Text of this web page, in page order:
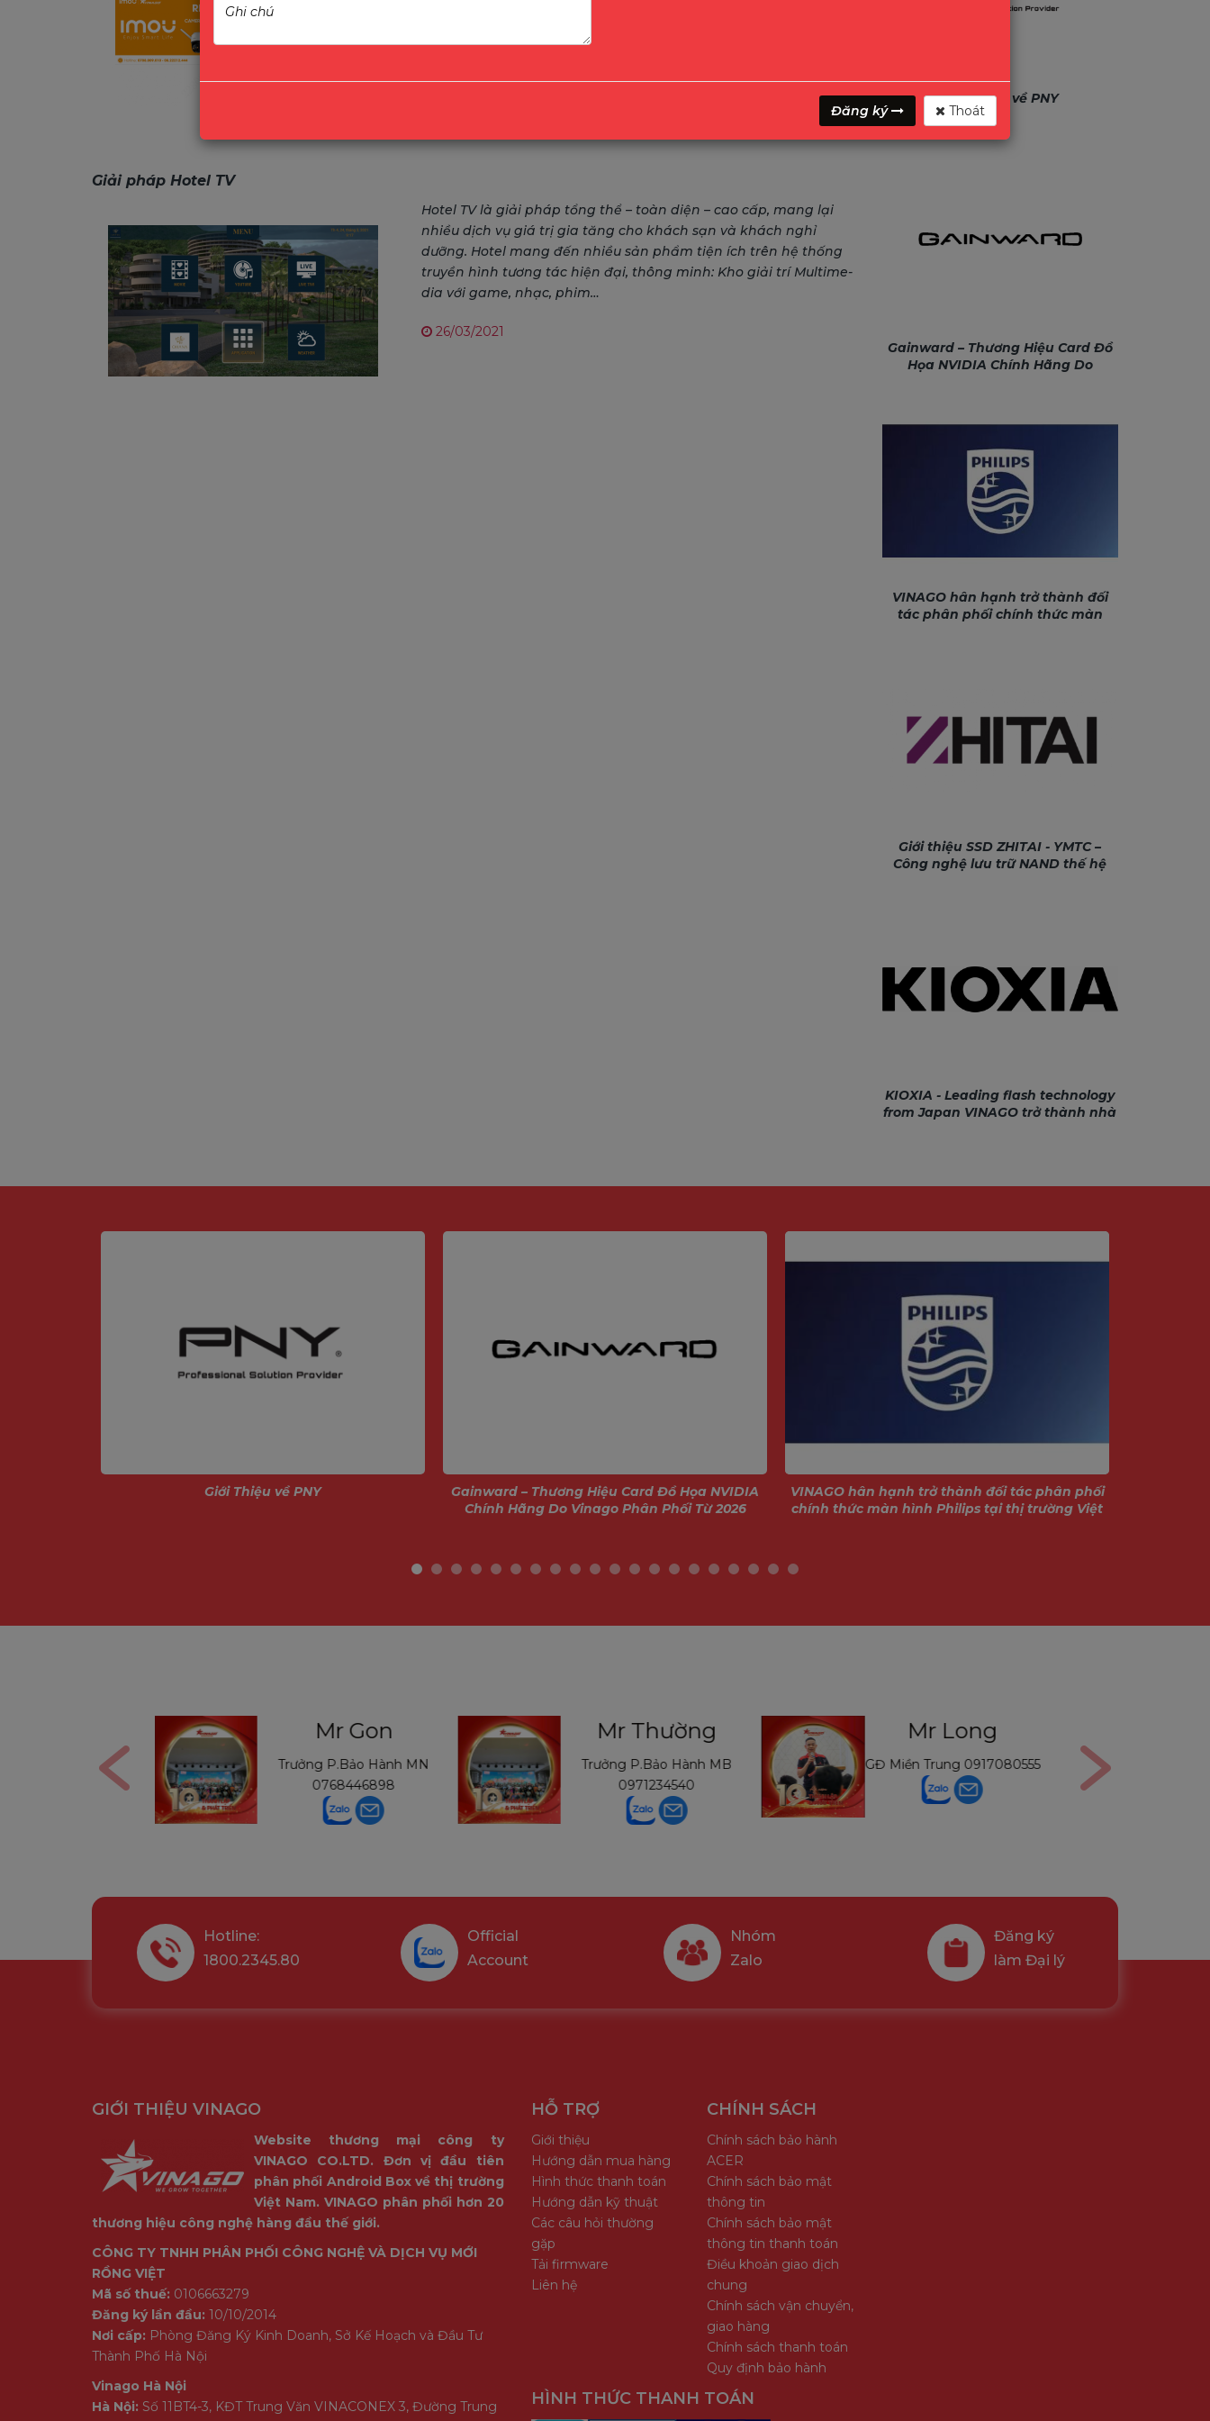
Giải pháp Hotel TV
Hotel TV là giải pháp tổng thể – toàn diện – cao cấp, mang lại
nhiều dịch vụ giá trị gia tăng cho khách sạn và khách nghỉ
dưỡng. Hotel mang đến nhiều sản phẩm tiện ích trên hệ thống
truyền hình tương tác hiện đại, thông minh: Kho giải trí Multime-
dia với game, nhạc, phim…
26/03/2021
Giới Thiệu về PNY
Gainward – Thương Hiệu Card Đồ
Họa NVIDIA Chính Hãng Do
VINAGO hân hạnh trở thành đối
tác phân phối chính thức màn
Giới thiệu SSD ZHITAI - YMTC –
Công nghệ lưu trữ NAND thế hệ
KIOXIA - Leading flash technology
from Japan VINAGO trở thành nhà
Giới Thiệu về PNY
Gainward – Thương Hiệu Card Đồ Họa NVIDIA
Chính Hãng Do Vinago Phân Phối Từ 2026
VINAGO hân hạnh trở thành đối tác phân phối
chính thức màn hình Philips tại thị trường Việt
Mr Gon
Trưởng P.Bảo Hành MN
0768446898
Mr Thường
Trưởng P.Bảo Hành MB
0971234540
Mr Long
GĐ Miền Trung 0917080555
Hotline:
1800.2345.80
Official
Account
Nhóm
Zalo
Đăng ký
làm Đại lý
GIỚI THIỆU VINAGO
Website thương mại công ty
VINAGO CO.LTD. Đơn vị đầu tiên
phân phối Android Box về thị trường
Việt Nam. VINAGO phân phối hơn 20
thương hiệu công nghệ hàng đầu thế giới.
CÔNG TY TNHH PHÂN PHỐI CÔNG NGHỆ VÀ DỊCH VỤ MỚI
RỒNG VIỆT
Mã số thuế: 0106663279
Đăng ký lần đầu: 10/10/2014
Nơi cấp: Phòng Đăng Ký Kinh Doanh, Sở Kế Hoạch và Đầu Tư
Thành Phố Hà Nội
Vinago Hà Nội
Hà Nội: Số 11BT4-3, KĐT Trung Văn VINACONEX 3, Đường Trung
HỖ TRỢ
Giới thiệu
Hướng dẫn mua hàng
Hình thức thanh toán
Hướng dẫn kỹ thuật
Các câu hỏi thường
gặp
Tải firmware
Liên hệ
CHÍNH SÁCH
Chính sách bảo hành
ACER
Chính sách bảo mật
thông tin
Chính sách bảo mật
thông tin thanh toán
Điều khoản giao dịch
chung
Chính sách vận chuyển,
giao hàng
Chính sách thanh toán
Quy định bảo hành
HÌNH THỨC THANH TOÁN
Đăng ký Thoát